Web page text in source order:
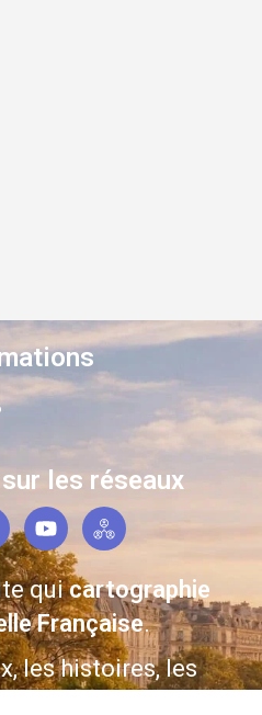
les réseaux
quicartographie
Française.
les histoires, les